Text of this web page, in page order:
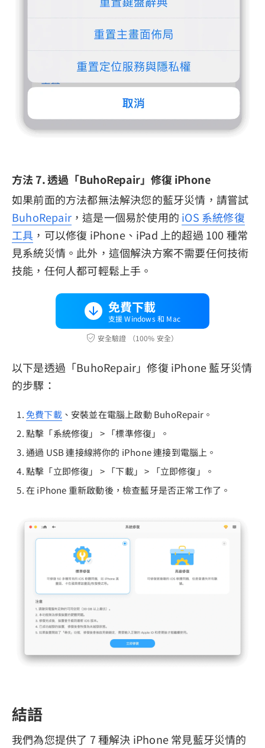
方法 7. 透過「BuhoRepair」修復 iPhone
如果前面的方法都無法解決您的藍牙災情，請嘗試
BuhoRepair ，這是一個易於使用的 iOS 系統修復
工具 ，可以修復 iPhone、iPad 上的超過 100 種常
見系統災情。此外，這個解決方案不需要任何技術
技能，任何人都可輕鬆上手。
免費下載
支援 Windows 和 Mac
安全驗證 （100% 安全）
以下是透過「BuhoRepair」修復 iPhone 藍牙災情
的步驟：
免費下載、安裝並在電腦上啟動 BuhoRepair。
點擊「系統修復」 > 「標準修復」。
通過 USB 連接線將你的 iPhone 連接到電腦上。
點擊「立即修復」 > 「下載」 > 「立即修復」。
在 iPhone 重新啟動後，檢查藍牙是否正常工作了。
結語
我們為您提供了 7 種解決 iPhone 常見藍牙災情的